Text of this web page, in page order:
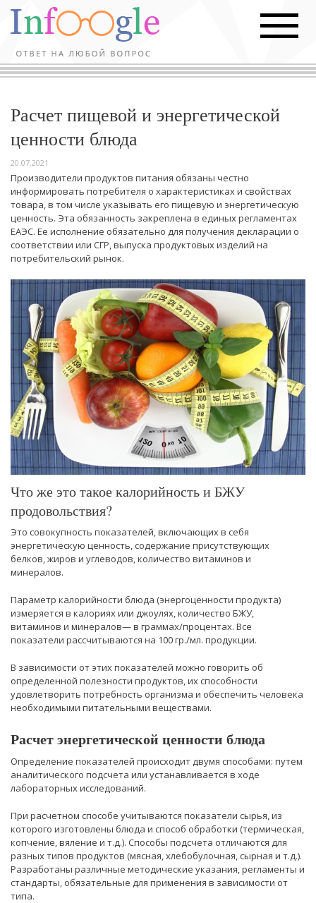
Расчет пищевой и энергетической
ценности блюда
20.07.2021
Производители продуктов питания обязаны честно
информировать потребителя о характеристиках и свойствах
товара, в том числе указывать его пищевую и энергетическую
ценность. Эта обязанность закреплена в единых регламентах
ЕАЭС. Ее исполнение обязательно для получения декларации о
соответствии или СГР, выпуска продуктовых изделий на
потребительский рынок.
Что же это такое калорийность и БЖУ
продовольствия?
Это совокупность показателей, включающих в себя
энергетическую ценность, содержание присутствующих
белков, жиров и углеводов, количество витаминов и
минералов.
Параметр калорийности блюда (энергоценности продукта)
измеряется в калориях или джоулях, количество БЖУ,
витаминов и минералов— в граммах/процентах. Все
показатели рассчитываются на 100 гр./мл. продукции.
В зависимости от этих показателей можно говорить об
определенной полезности продуктов, их способности
удовлетворить потребность организма и обеспечить человека
необходимыми питательными веществами.
Расчет энергетической ценности блюда
Определение показателей происходит двумя способами: путем
аналитического подсчета или устанавливается в ходе
лабораторных исследований.
При расчетном способе учитываются показатели сырья, из
которого изготовлены блюда и способ обработки (термическая,
копчение, вяление и т.д.). Способы подсчета отличаются для
разных типов продуктов (мясная, хлебобулочная, сырная и т.д.).
Разработаны различные методические указания, регламенты и
стандарты, обязательные для применения в зависимости от
типа.